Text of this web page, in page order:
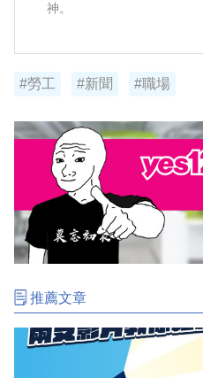
神。
#勞工 #新聞 #職場
推薦文章